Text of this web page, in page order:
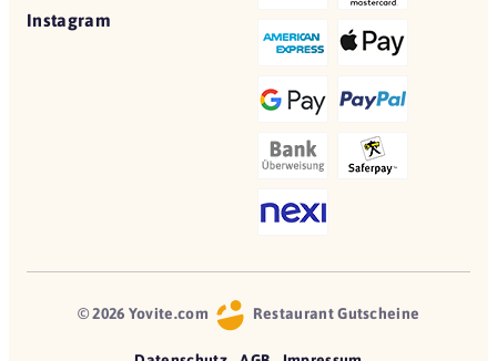
Instagram
© 2026 Yovite.com Restaurant Gutscheine